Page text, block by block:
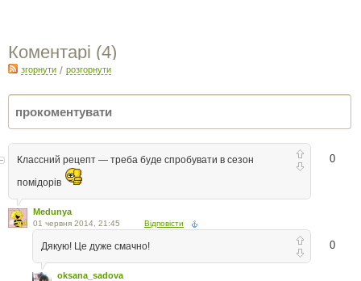
Коментарі (4)
згорнути / розгорнути
0
Классний рецепт — треба буде спробувати в сезон
помідорів
Medunya
01 червня 2014, 21:45 Відповісти
0
Дякую! Це дуже смачно!
oksana_sadova